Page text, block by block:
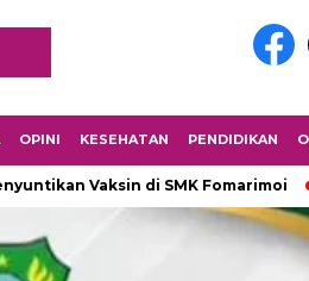
OPINI KESEHATAN PENDIDIKAN
di SMK Fomarimoi